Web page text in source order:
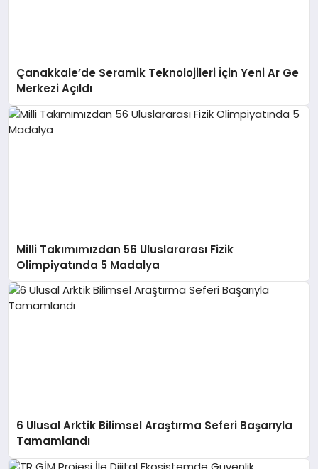
Çanakkale’de Seramik Teknolojileri İçin Yeni Ar Ge
Merkezi Açıldı
Milli Takımımızdan 56 Uluslararası Fizik
Olimpiyatında 5 Madalya
6 Ulusal Arktik Bilimsel Araştırma Seferi Başarıyla
Tamamlandı